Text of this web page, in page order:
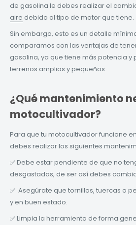
de gasolina le debes realizar el
aire debido al tipo de motor que tiene.
Sin embargo, esto es un detalle
comparamos con las ventajas de
gasolina, ya que tiene más potencia y
terrenos amplios y pequeños.
¿Qué mantenimiento
motocultivador?
Para que tu motocultivador funcione
debes realizar los siguientes
✅ Debe estar pendiente de que no
desgastadas, de ser así debes
✅ Asegúrate que tornillos, tuercas o
y en buen estado.
✅ Limpia la herramienta de forma